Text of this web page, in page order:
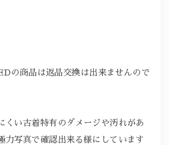
商品は返品交換は出来ませんので
くい古着特有のダメージや汚れがあ
力写真で確認出来る様にしています